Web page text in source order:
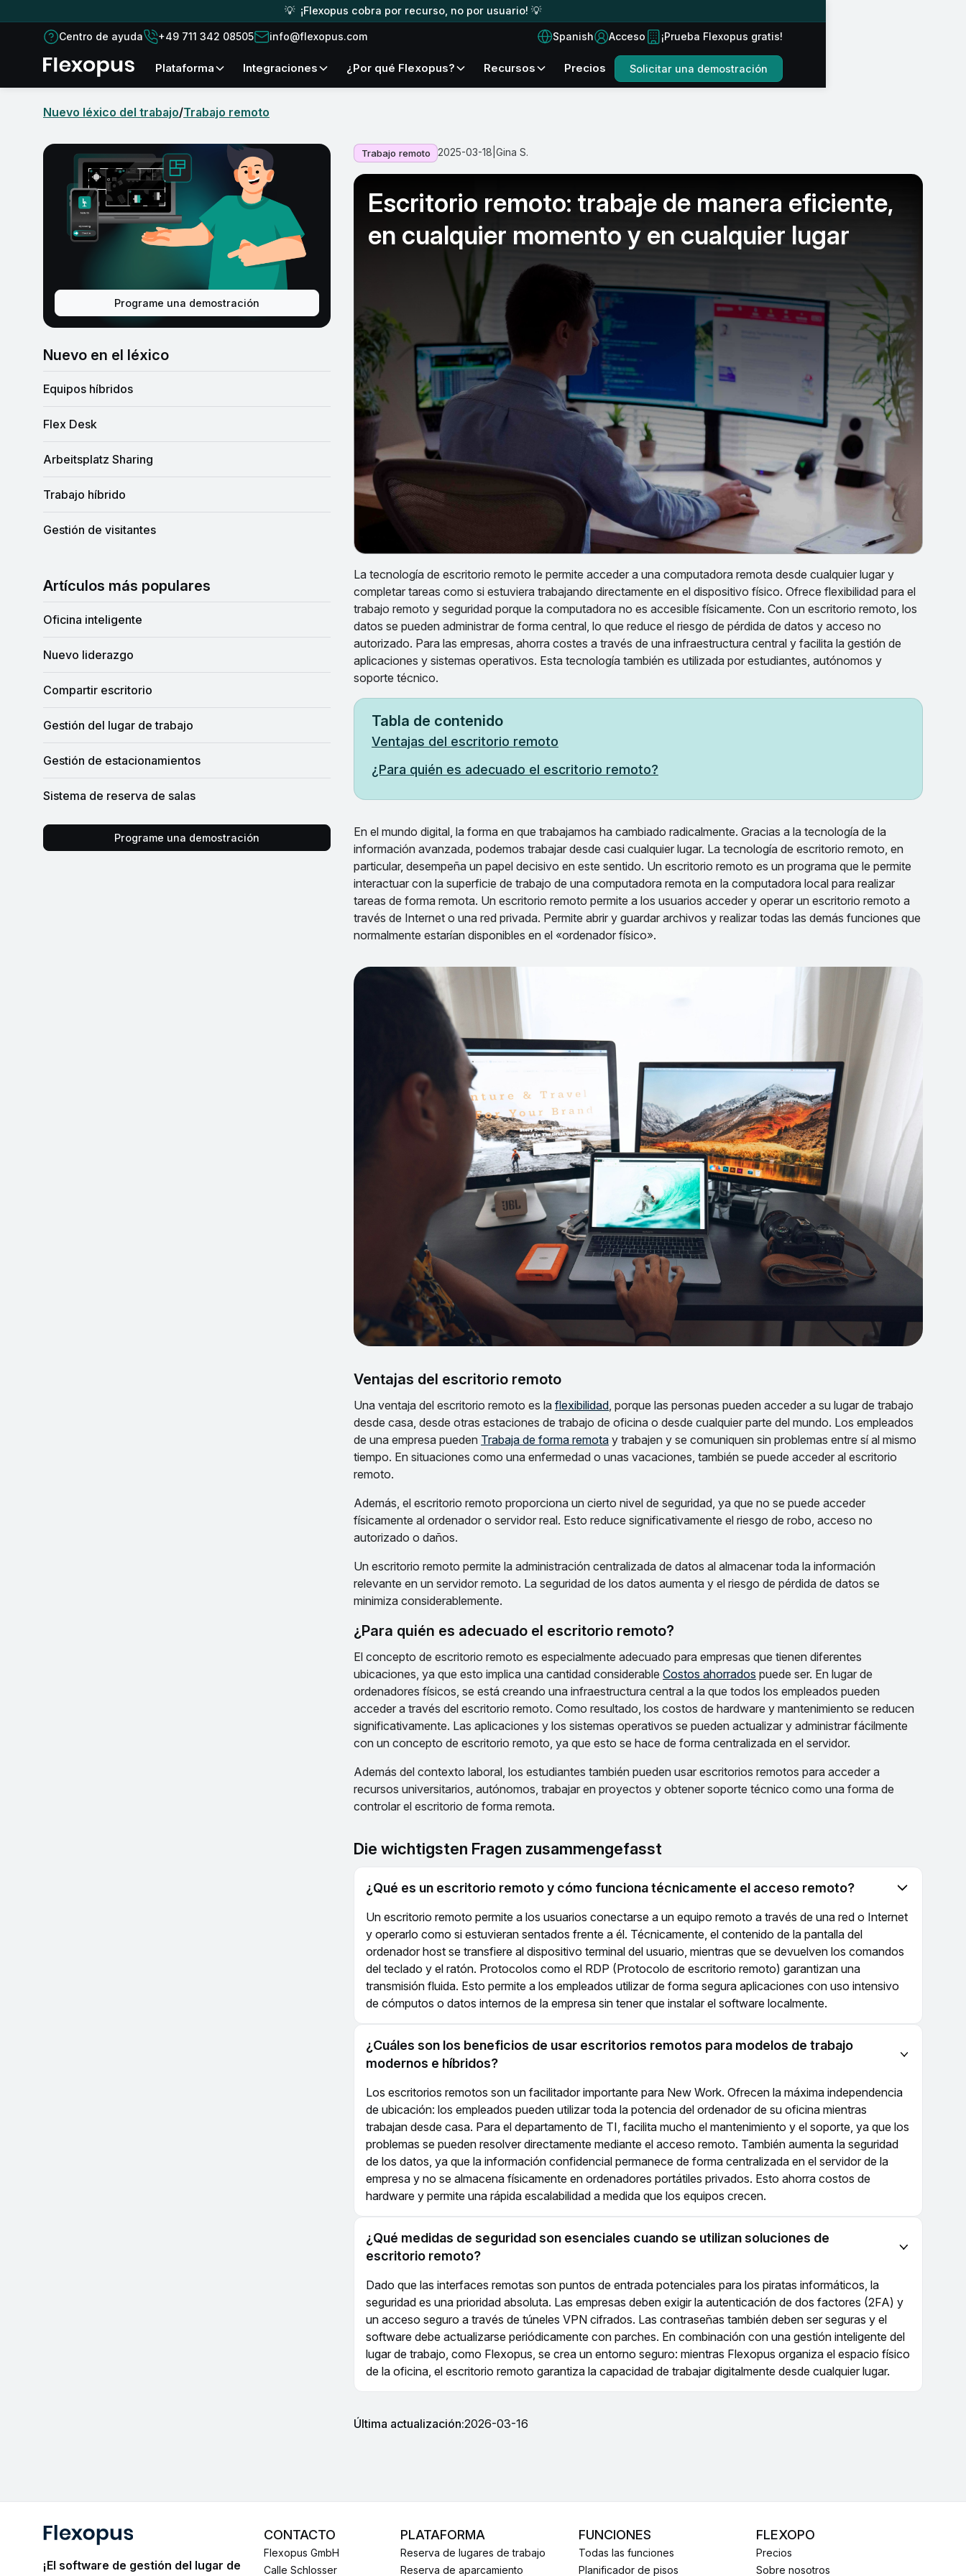
💡 ¡Flexopus cobra por recurso, no por usuario! 💡
Centro de ayuda +49 711 342 08505 info@flexopus.com Spanish Acceso ¡Prueba Flexopus gratis!
plataforma Integraciones ¿Por qué Flexopus? Recursos Precios Solicitar una demostración
Nuevo léxico del trabajo/Trabajo remoto
Programe una demostración
Nuevo en el léxico
Equipos híbridos
Flex Desk
Arbeitsplatz Sharing
Trabajo híbrido
Gestión de visitantes
Artículos más populares
Oficina inteligente
Nuevo liderazgo
Compartir escritorio
Gestión del lugar de trabajo
Gestión de estacionamientos
Sistema de reserva de salas
Programe una demostración
Trabajo remoto 2025-03-18 |Gina S.
Escritorio remoto: trabaje de manera eficiente,
en cualquier momento y en cualquier lugar
La tecnología de escritorio remoto le permite acceder a una computadora remota desde cualquier lugar y
completar tareas como si estuviera trabajando directamente en el dispositivo físico. Ofrece flexibilidad para el
trabajo remoto y seguridad porque la computadora no es accesible físicamente. Con un escritorio remoto, los
datos se pueden administrar de forma central, lo que reduce el riesgo de pérdida de datos y acceso no
autorizado. Para las empresas, ahorra costes a través de una infraestructura central y facilita la gestión de
aplicaciones y sistemas operativos. Esta tecnología también es utilizada por estudiantes, autónomos y
soporte técnico.
Tabla de contenido
Ventajas del escritorio remoto
¿Para quién es adecuado el escritorio remoto?
En el mundo digital, la forma en que trabajamos ha cambiado radicalmente. Gracias a la tecnología de la
información avanzada, podemos trabajar desde casi cualquier lugar. La tecnología de escritorio remoto, en
particular, desempeña un papel decisivo en este sentido. Un escritorio remoto es un programa que le permite
interactuar con la superficie de trabajo de una computadora remota en la computadora local para realizar
tareas de forma remota. Un escritorio remoto permite a los usuarios acceder y operar un escritorio remoto a
través de Internet o una red privada. Permite abrir y guardar archivos y realizar todas las demás funciones que
normalmente estarían disponibles en el «ordenador físico».
Ventajas del escritorio remoto
Una ventaja del escritorio remoto es la flexibilidad, porque las personas pueden acceder a su lugar de trabajo
desde casa, desde otras estaciones de trabajo de oficina o desde cualquier parte del mundo. Los empleados
de una empresa pueden Trabaja de forma remota y trabajen y se comuniquen sin problemas entre sí al mismo
tiempo. En situaciones como una enfermedad o unas vacaciones, también se puede acceder al escritorio
remoto.
Además, el escritorio remoto proporciona un cierto nivel de seguridad, ya que no se puede acceder
físicamente al ordenador o servidor real. Esto reduce significativamente el riesgo de robo, acceso no
autorizado o daños.
Un escritorio remoto permite la administración centralizada de datos al almacenar toda la información
relevante en un servidor remoto. La seguridad de los datos aumenta y el riesgo de pérdida de datos se
minimiza considerablemente.
¿Para quién es adecuado el escritorio remoto?
El concepto de escritorio remoto es especialmente adecuado para empresas que tienen diferentes
ubicaciones, ya que esto implica una cantidad considerable Costos ahorrados puede ser. En lugar de
ordenadores físicos, se está creando una infraestructura central a la que todos los empleados pueden
acceder a través del escritorio remoto. Como resultado, los costos de hardware y mantenimiento se reducen
significativamente. Las aplicaciones y los sistemas operativos se pueden actualizar y administrar fácilmente
con un concepto de escritorio remoto, ya que esto se hace de forma centralizada en el servidor.
Además del contexto laboral, los estudiantes también pueden usar escritorios remotos para acceder a
recursos universitarios, autónomos, trabajar en proyectos y obtener soporte técnico como una forma de
controlar el escritorio de forma remota.
Die wichtigsten Fragen zusammengefasst
¿Qué es un escritorio remoto y cómo funciona técnicamente el acceso remoto?
Un escritorio remoto permite a los usuarios conectarse a un equipo remoto a través de una red o Internet
y operarlo como si estuvieran sentados frente a él. Técnicamente, el contenido de la pantalla del
ordenador host se transfiere al dispositivo terminal del usuario, mientras que se devuelven los comandos
del teclado y el ratón. Protocolos como el RDP (Protocolo de escritorio remoto) garantizan una
transmisión fluida. Esto permite a los empleados utilizar de forma segura aplicaciones con uso intensivo
de cómputos o datos internos de la empresa sin tener que instalar el software localmente.
¿Cuáles son los beneficios de usar escritorios remotos para modelos de trabajo
modernos e híbridos?
Los escritorios remotos son un facilitador importante para New Work. Ofrecen la máxima independencia
de ubicación: los empleados pueden utilizar toda la potencia del ordenador de su oficina mientras
trabajan desde casa. Para el departamento de TI, facilita mucho el mantenimiento y el soporte, ya que los
problemas se pueden resolver directamente mediante el acceso remoto. También aumenta la seguridad
de los datos, ya que la información confidencial permanece de forma centralizada en el servidor de la
empresa y no se almacena físicamente en ordenadores portátiles privados. Esto ahorra costos de
hardware y permite una rápida escalabilidad a medida que los equipos crecen.
¿Qué medidas de seguridad son esenciales cuando se utilizan soluciones de
escritorio remoto?
Dado que las interfaces remotas son puntos de entrada potenciales para los piratas informáticos, la
seguridad es una prioridad absoluta. Las empresas deben exigir la autenticación de dos factores (2FA) y
un acceso seguro a través de túneles VPN cifrados. Las contraseñas también deben ser seguras y el
software debe actualizarse periódicamente con parches. En combinación con una gestión inteligente del
lugar de trabajo, como Flexopus, se crea un entorno seguro: mientras Flexopus organiza el espacio físico
de la oficina, el escritorio remoto garantiza la capacidad de trabajar digitalmente desde cualquier lugar.
Última actualización:2026-03-16
¡El software de gestión del lugar de
CONTACTO
Flexopus GmbH
Calle Schlosser
PLATAFORMA
Reserva de lugares de trabajo
Reserva de aparcamiento
FUNCIONES
Todas las funciones
Planificador de pisos
FLEXOPO
Precios
Sobre nosotros